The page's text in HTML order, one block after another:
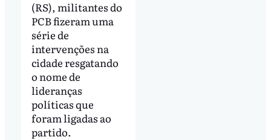
(RS), militantes do
PCB fizeram uma
série de
intervenções na
cidade resgatando
o nome de
lideranças
políticas que
foram ligadas ao
partido.